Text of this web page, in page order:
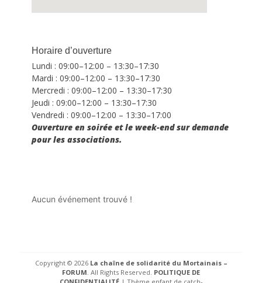
Horaire d’ouverture
Lundi : 09:00–12:00 – 13:30–17:30
Mardi : 09:00–12:00 – 13:30–17:30
Mercredi : 09:00–12:00 – 13:30–17:30
Jeudi : 09:00–12:00 – 13:30–17:30
Vendredi : 09:00–12:00 – 13:30–17:00
Ouverture en soirée et le week-end sur demande
pour les associations.
Aucun événement trouvé !
Copyright © 2026 La chaîne de solidarité du Mortainais –
FORUM. All Rights Reserved. POLITIQUE DE